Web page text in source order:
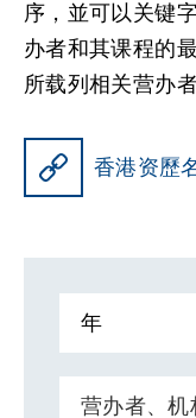
序，並可以关键
办者和其课程的
所载列相关营办
香港资歷
年